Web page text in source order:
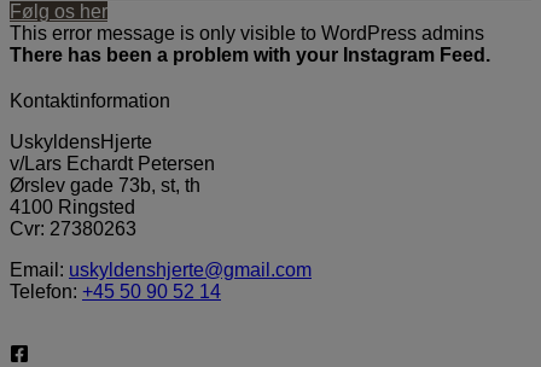
Følg os her
This error message is only visible to WordPress admins
There has been a problem with your Instagram Feed.
Kontaktinformation
UskyldensHjerte
v/Lars Echardt Petersen
Ørslev gade 73b, st, th
4100 Ringsted
Cvr: 27380263
Email: uskyldenshjerte@gmail.com
Telefon: +45 50 90 52 14